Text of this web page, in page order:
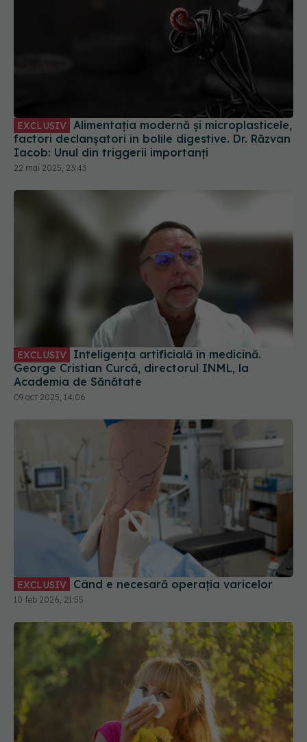
EXCLUSIV
factori declanșatori în bolile digestive. Dr. Răzvan
Iacob: Unul din triggerii importanți
22 mai 2025, 23:43
EXCLUSIV
George Cristian Curcă, directorul INML, la
Academia de Sănătate
09 oct 2025, 14:06
EXCLUSIV Când e necesară operația varicelor
10 feb 2026, 21:55